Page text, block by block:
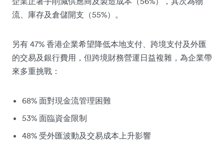
流、庫存及倉儲開支（55%）。
另有 47% 香港企業希望降低本地支付、跨境支付及外匯
的交易及銀行費用，但跨境財務營運日益複雜，為企業帶
來多重挑戰：
68% 面對現金流管理困難
53% 面臨資金限制
48% 受外匯波動及交易成本上升影響